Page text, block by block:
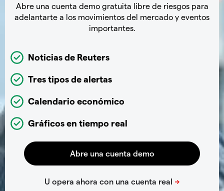
Abre una cuenta demo gratuita libre de riesgos para
adelantarte a los movimientos del mercado y eventos
importantes.
Noticias de Reuters
Tres tipos de alertas
Calendario económico
Gráficos en tiempo real